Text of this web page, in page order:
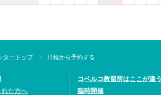
タートップ 日程から予約する
れた方へ
コベルコ教習所はここが違う
臨時開催